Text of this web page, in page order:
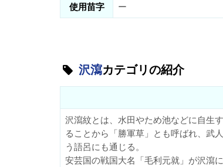
使用苗字
ー
沢瀉カテゴリの紹介
沢瀉紋とは、水田やため池などに自生
ることから「勝軍草」とも呼ばれ、武
う語呂にも通じる。
安芸国の戦国大名「毛利元就」が沢瀉